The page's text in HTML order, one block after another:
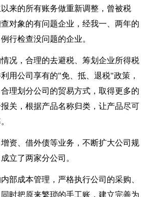
的所有账务做重新调整，曾被税
对象的有问题企业，经我一、两年的
行检查没问题的企业。
，合理的去避税、筹划企业所得税
用公司享有的"免、抵、退税"政策，
理划分公司的贸易方式，取得更多的
关，根据产品名称归类，让产品尽可
、借外债等业务，不断扩大公司规
立了两家分公司。
成本管理，严格执行公司的采购、
时把原来繁琐的手工账，建立完善为